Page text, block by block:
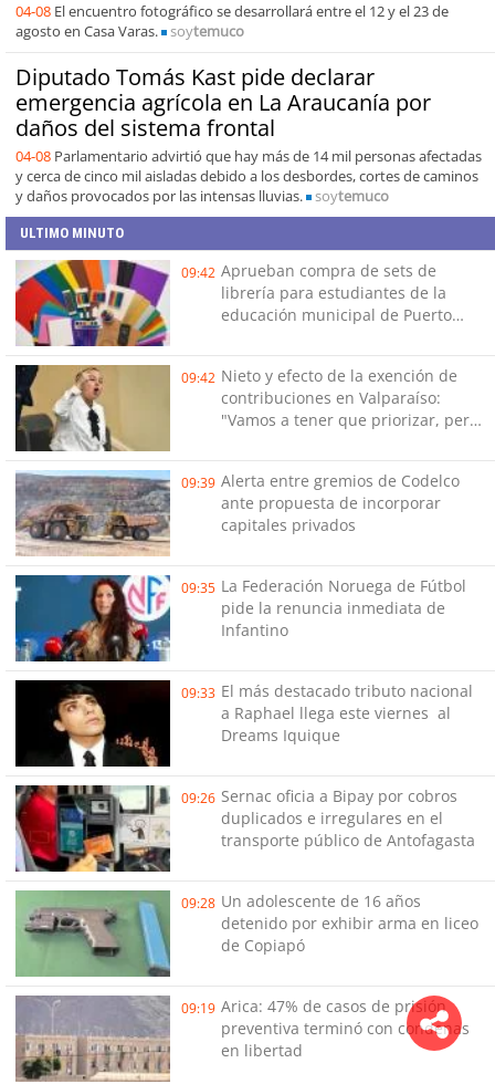
04-08 El encuentro fotográfico se desarrollará entre el 12 y el 23 de
agosto en Casa Varas.
soytemuco
Diputado Tomás Kast pide declarar
emergencia agrícola en La Araucanía por
daños del sistema frontal
04-08 Parlamentario advirtió que hay más de 14 mil personas afectadas
y cerca de cinco mil aisladas debido a los desbordes, cortes de caminos
y daños provocados por las intensas lluvias.
soytemuco
ULTIMO MINUTO
09:42 Aprueban compra de sets de
librería para estudiantes de la
educación municipal de Puerto
09:42 Nieto y efecto de la exención de
contribuciones en Valparaíso:
"Vamos a tener que priorizar, pero
básico"
09:39 Alerta entre gremios de Codelco
ante propuesta de incorporar
capitales privados
09:35 La Federación Noruega de Fútbol
pide la renuncia inmediata de
Infantino
09:33 El más destacado tributo nacional
a Raphael llega este viernes al
Dreams Iquique
09:26 Sernac oficia a Bipay por cobros
duplicados e irregulares en el
transporte público de Antofagasta
09:28 Un adolescente de 16 años
detenido por exhibir arma en liceo
de Copiapó
09:19 Arica: 47% de casos de prisión
preventiva terminó con condenas
en libertad